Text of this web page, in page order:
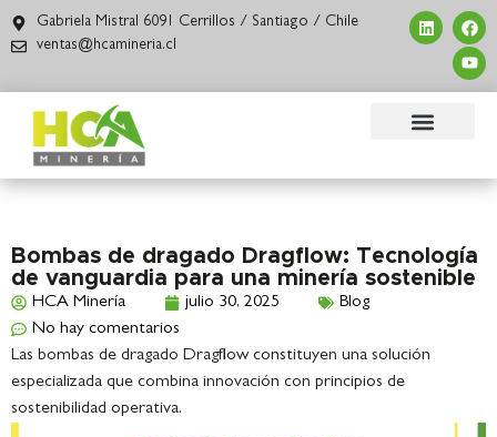
Gabriela Mistral 6091 Cerrillos / Santiago / Chile
ventas@hcamineria.cl
Bombas de dragado Dragflow: Tecnología
de vanguardia para una minería sostenible
HCA Minería julio 30, 2025
Blog
No hay comentarios
Las bombas de dragado Dragflow constituyen una solución
especializada que combina innovación con principios de
sostenibilidad operativa.